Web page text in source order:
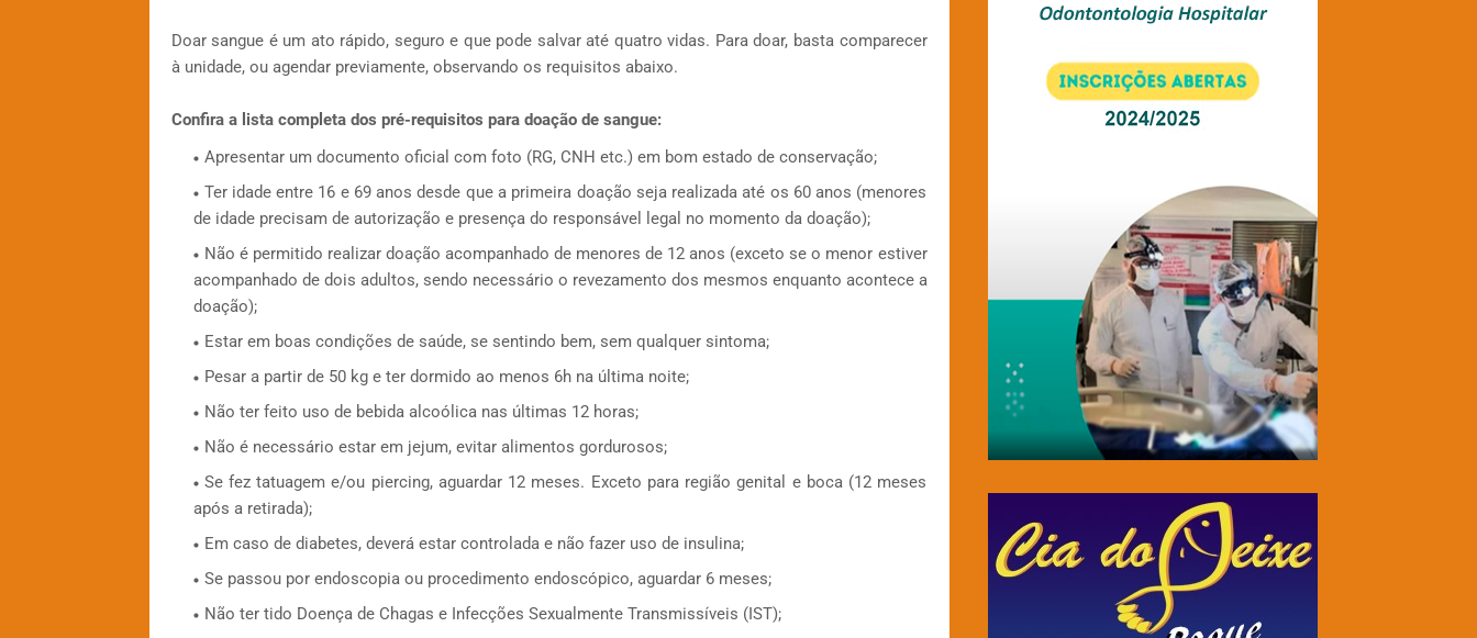
Doar sangue é um ato rápido, seguro e que pode salvar até quatro vidas. Para doar, basta comparecer
à unidade, ou agendar previamente, observando os requisitos abaixo.
Confira a lista completa dos pré-requisitos para doação de sangue:
Apresentar um documento oficial com foto (RG, CNH etc.) em bom estado de conservação;
Ter idade entre 16 e 69 anos desde que a primeira doação seja realizada até os 60 anos (menores
de idade precisam de autorização e presença do responsável legal no momento da doação);
Não é permitido realizar doação acompanhado de menores de 12 anos (exceto se o menor estiver
acompanhado de dois adultos, sendo necessário o revezamento dos mesmos enquanto acontece a
doação);
Estar em boas condições de saúde, se sentindo bem, sem qualquer sintoma;
Pesar a partir de 50 kg e ter dormido ao menos 6h na última noite;
Não ter feito uso de bebida alcoólica nas últimas 12 horas;
Não é necessário estar em jejum, evitar alimentos gordurosos;
Se fez tatuagem e/ou piercing, aguardar 12 meses. Exceto para região genital e boca (12 meses
após a retirada);
Em caso de diabetes, deverá estar controlada e não fazer uso de insulina;
Se passou por endoscopia ou procedimento endoscópico, aguardar 6 meses;
Não ter tido Doença de Chagas e Infecções Sexualmente Transmissíveis (IST);